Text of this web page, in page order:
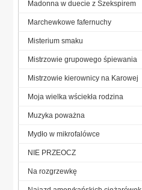
Madonna w duecie z Szekspirem
Marchewkowe fafernuchy
Misterium smaku
Mistrzowie grupowego śpiewania
Mistrzowie kierownicy na Karowej
Moja wielka wściekła rodzina
Muzyka poważna
Mydło w mikrofalówce
NIE PRZEOCZ
Na rozgrzewkę